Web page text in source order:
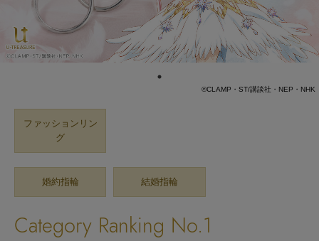
©CLAMP・ST/講談社・NEP・NHK
ファッションリン
グ
婚約指輪 結婚指輪
Category Ranking No.1